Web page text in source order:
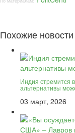
Похожие новости
Индия стремится
альтернативы
03 март, 2026